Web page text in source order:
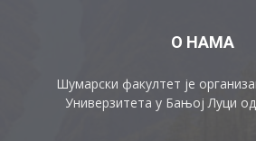
О НАМА
Шумарски факултет је
Универзитета у Бањој Луци